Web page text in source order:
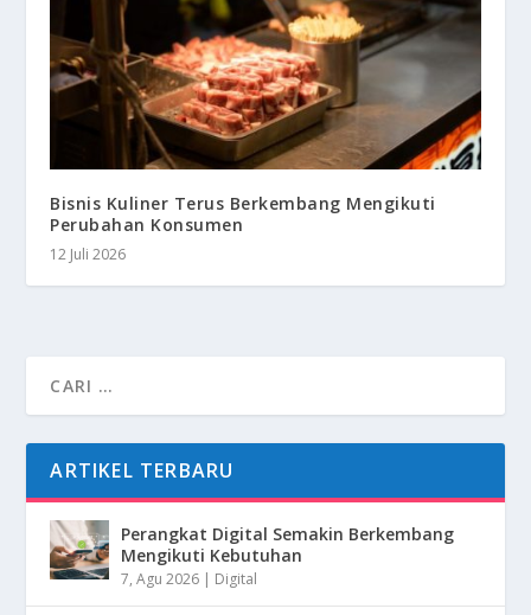
Bisnis Kuliner Terus Berkembang Mengikuti
Perubahan Konsumen
12 Juli 2026
ARTIKEL TERBARU
Perangkat Digital Semakin Berkembang
Mengikuti Kebutuhan
7, Agu 2026 | Digital